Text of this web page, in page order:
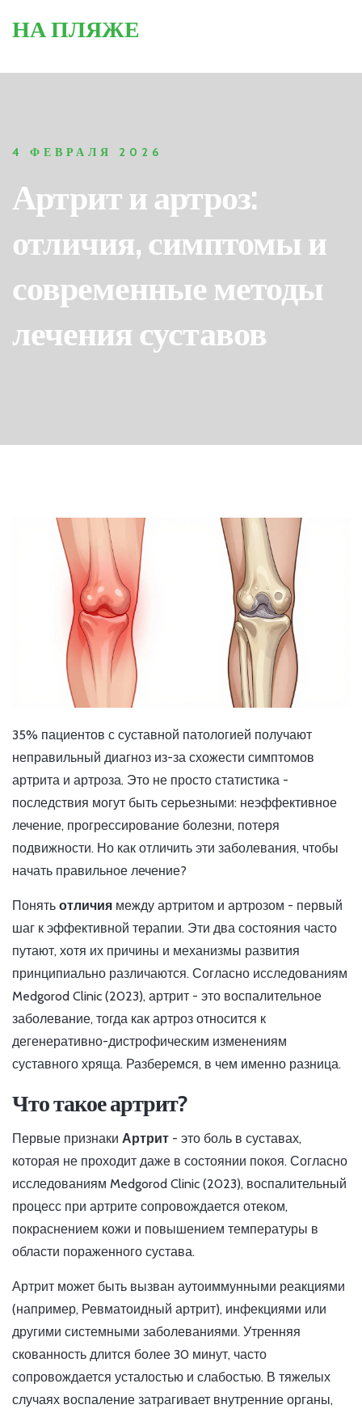
НА ПЛЯЖЕ
4 ФЕВРАЛЯ 2026
Артрит и артроз:
отличия, симптомы и
современные методы
лечения суставов
35% пациентов с суставной патологией получают
неправильный диагноз из-за схожести симптомов
артрита и артроза. Это не просто статистика -
последствия могут быть серьезными: неэффективное
лечение, прогрессирование болезни, потеря
подвижности. Но как отличить эти заболевания, чтобы
начать правильное лечение?
Понять отличия между артритом и артрозом - первый
шаг к эффективной терапии. Эти два состояния часто
путают, хотя их причины и механизмы развития
принципиально различаются. Согласно исследованиям
Medgorod Clinic (2023), артрит - это воспалительное
заболевание, тогда как артроз относится к
дегенеративно-дистрофическим изменениям
суставного хряща. Разберемся, в чем именно разница.
Что такое артрит?
Первые признаки Артрит - это боль в суставах,
которая не проходит даже в состоянии покоя. Согласно
исследованиям Medgorod Clinic (2023), воспалительный
процесс при артрите сопровождается отеком,
покраснением кожи и повышением температуры в
области пораженного сустава.
Артрит может быть вызван аутоиммунными реакциями
(например, Ревматоидный артрит), инфекциями или
другими системными заболеваниями. Утренняя
скованность длится более 30 минут, часто
сопровождается усталостью и слабостью. В тяжелых
случаях воспаление затрагивает внутренние органы,